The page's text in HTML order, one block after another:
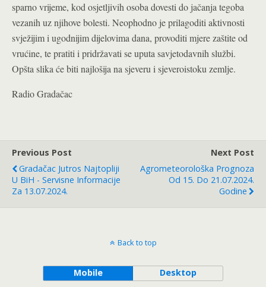
sparno vrijeme, kod osjetljivih osoba dovesti do jačanja tegoba
vezanih uz njihove bolesti. Neophodno je prilagoditi aktivnosti
svježijim i ugodnijim dijelovima dana, provoditi mjere zaštite od
vrućine, te pratiti i pridržavati se uputa savjetodavnih službi.
Opšta slika će biti najlošija na sjeveru i sjeveroistoku zemlje.
Radio Gradačac
Previous Post
Gradačac Jutros Najtopliji
U BiH - Servisne Informacije
Za 13.07.2024.
Next Post
Agrometeorološka Prognoza
Od 15. Do 21.07.2024.
Godine
Back to top
Mobile Desktop